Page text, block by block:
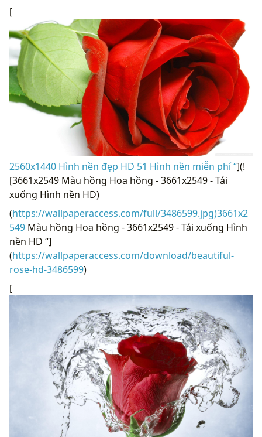
[
2560x1440 Hình nền đẹp HD 51 Hình nền miễn phí “](!
[3661x2549 Màu hồng Hoa hồng - 3661x2549 - Tải
xuống Hình nền HD)
(https://wallpaperaccess.com/full/3486599.jpg)3661x2
549 Màu hồng Hoa hồng - 3661x2549 - Tải xuống Hình
nền HD “]
(https://wallpaperaccess.com/download/beautiful-
rose-hd-3486599)
[